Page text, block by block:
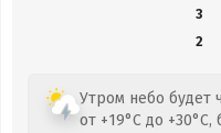
3
2
Утром небо будет
от +19°C до